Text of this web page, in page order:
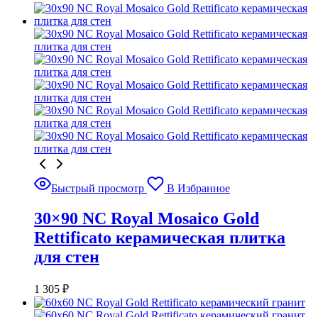
Быстрый просмотр В Избранное
30×90 NC Royal Mosaico Gold
Rettificato керамическая плитка
для стен
1 305 ₽